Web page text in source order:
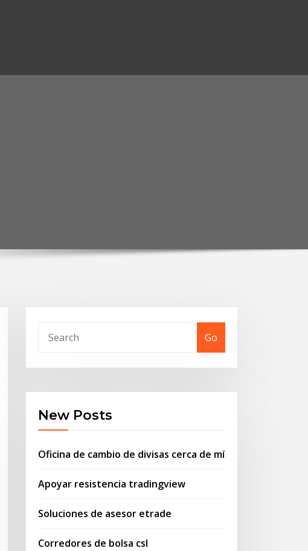
Go
New Posts
Oficina de cambio de divisas cerca de mí
Apoyar resistencia tradingview
Soluciones de asesor etrade
Corredores de bolsa csl